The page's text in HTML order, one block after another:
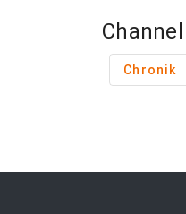
Channel
Chronik